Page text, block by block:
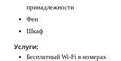
принадлежности
Фен
Шкаф
Услуги:
Бесплатный Wi-Fi в номерах